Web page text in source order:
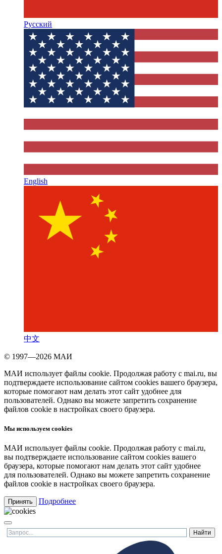
Русский
English
中文
© 1997—2026 МАИ
МАИ использует файлы cookie. Продолжая работу с mai.ru, вы
подтверждаете использование сайтом cookies вашего браузера,
которые помогают нам делать этот сайт удобнее для
пользователей. Однако вы можете запретить сохранение
файлов cookie в настройках своего браузера.
Мы используем cookies
МАИ использует файлы cookie. Продолжая работу с mai.ru,
вы подтверждаете использование сайтом cookies вашего
браузера, которые помогают нам делать этот сайт удобнее
для пользователей. Однако вы можете запретить сохранение
файлов cookie в настройках своего браузера.
Принять Подробнее